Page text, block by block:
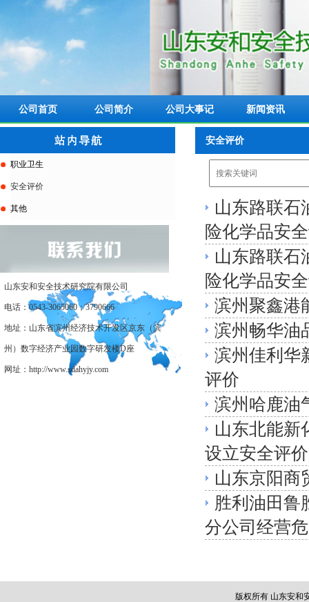
公司首页 公司简介 公司大事记 新闻资讯
职业卫生
安全评价
其他
山东安和安全技术研究院有限公司
电话：0543-3065060；3790666
地址：山东省滨州经济技术开发区京东（滨
州）数字经济产业园数字研发楼D座
网址：http://www.sdahyjy.com
安全评价
山东路联石
险化学品安
山东路联石
险化学品安
滨州聚鑫港
滨州畅华油
滨州佳利华
评价
滨州哈鹿油
山东北能新
设立安全评价
山东京阳商
胜利油田鲁
分公司经营
版权所有 山东安和